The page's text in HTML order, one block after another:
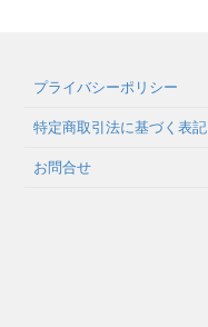
プライバシーポリシー
特定商取引法に基づく表記
お問合せ